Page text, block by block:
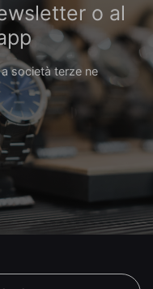
o al
società terze ne